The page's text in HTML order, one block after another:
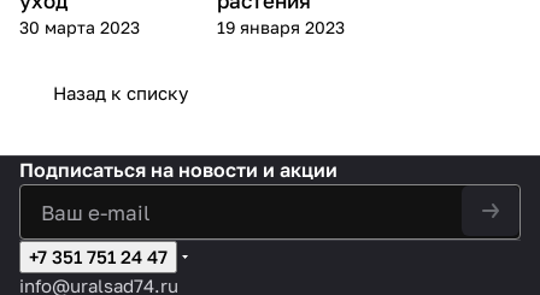
30 марта 2023 19 января 2023
Назад к списку
Подписаться на новости и акции
+7 351 751 24 47
info@uralsad74.ru